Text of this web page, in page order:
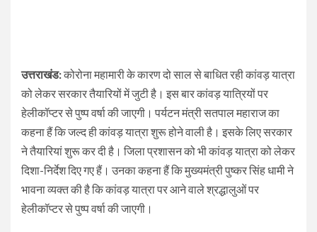
उत्तराखंड:कोरोना महामारी के कारण दो साल से बाधित रही कांवड़ यात्रा
को लेकर सरकार तैयारियों में जुटी है। इस बार कांवड़ यात्रियों पर
हेलीकॉप्टर से पुष्प वर्षा की जाएगी। पर्यटन मंत्री सतपाल महाराज का
कहना हैं कि जल्द ही कांवड़ यात्रा शुरू होने वाली है। इसके लिए सरकार
ने तैयारियां शुरू कर दी है। जिला प्रशासन को भी कांवड़ यात्रा को लेकर
दिशा-निर्देश दिए गए हैं। उनका कहना हैं कि मुख्यमंत्री पुष्कर सिंह धामी ने
भावना व्यक्त की है कि कांवड़ यात्रा पर आने वाले श्रद्धालुओं पर
हेलीकॉप्टर से पुष्प वर्षा की जाएगी।